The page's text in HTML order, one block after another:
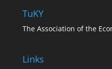
TuKY
The Association of the
Links